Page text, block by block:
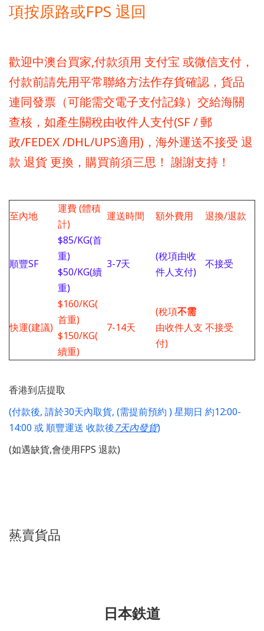
項按原路或FPS 退回
歡迎中澳台買家,付款須用 支付宝 或微信支付，
付款前請先用平常聯絡方法作存貨確認，貨品
連同發票（可能需交電子支付記錄）交給海關
查核，如產生關稅由收件人支付(SF / 郵
政/FEDEX /DHL/UPS適用)，海外運送不接受 退
款 退貨 更換，購買前須三思！ 謝謝支持！
至內地
運費 (體積
計)
運送時間 額外費用 退換/退款
順豐SF
$85/KG(首
重)
$50/KG(續
重)
3-7天
(稅項由收
件人支付)
不接受
快運(建議)
$160/KG(
首重)
$150/KG(
續重)
7-14天
(稅項不需
由收件人支
付)
不接受
香港到店提取
(付款後, 請於30天內取貨, (需提前預約 ) 星期日 約12:00-
14:00 或 順豐運送 收款後7天內發貨)
(如遇缺貨,會使用FPS 退款)
爇賣貨品
日本鉄道